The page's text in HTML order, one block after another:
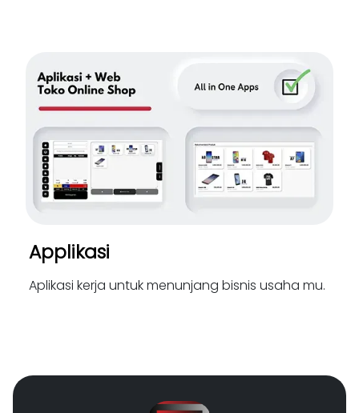
Applikasi
Aplikasi kerja untuk menunjang bisnis usaha mu.